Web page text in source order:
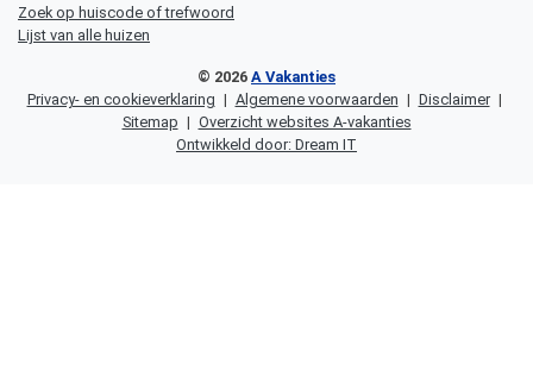
Zoek op huiscode of trefwoord
Lijst van alle huizen
© 2026 A Vakanties
Privacy- en cookieverklaring | Algemene voorwaarden | Disclaimer |
Sitemap | Overzicht websites A-vakanties
Ontwikkeld door: Dream IT